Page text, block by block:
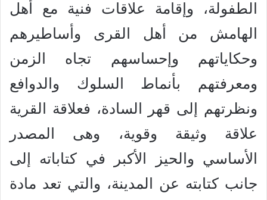
الطفولة، وإقامة علاقات فنية مع أهل
الهامش من أهل القرى وأساطيرهم
وحكاياتهم وإحساسهم تجاه الزمن
ومعرفتهم بأنماط السلوك والدوافع
ونظرتهم إلى قهر السادة، فعلاقة القرية
علاقة وثيقة وقوية، وهى المصدر
الأساسي والحيز الأكبر في كتاباته إلى
جانب كتابته عن المدينة، والتي تعد مادة